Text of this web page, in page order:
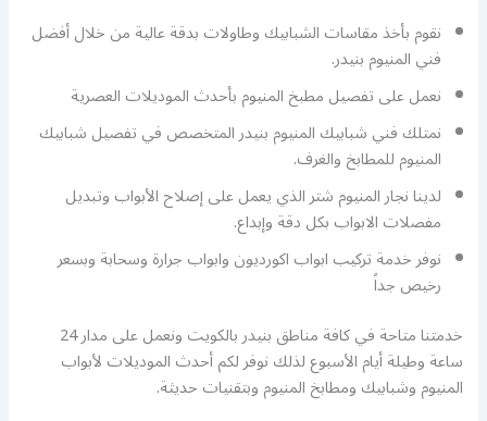
نقوم بأخذ مقاسات الشبابيك وطاولات بدقة عالية من خلال أفضل
فني المنيوم بنيدر.
نعمل على تفصيل مطبخ المنيوم بأحدث الموديلات العصرية
نمتلك فني شبابيك المنيوم بنيدر المتخصص في تفصيل شبابيك
المنيوم للمطابخ والغرف.
لدينا نجار المنيوم شتر الذي يعمل على إصلاح الأبواب وتبديل
مفصلات الابواب بكل دقة وإبداع.
نوفر خدمة تركيب ابواب اكورديون وابواب جرارة وسحابة وبسعر
رخيص جداً
خدمتنا متاحة في كافة مناطق بنيدر بالكويت ونعمل على مدار 24
ساعة وطيلة أيام الأسبوع لذلك نوفر لكم أحدث الموديلات لأبواب
المنيوم وشبابيك ومطابخ المنيوم وبتقنيات حديثة.